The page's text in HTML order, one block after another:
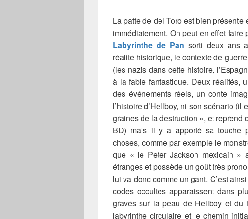
La patte de del Toro est bien
immédiatement. On peut en effet
Labyrinthe de Pan sorti deux ans
réalité historique, le contexte de
(les nazis dans cette histoire,
à la fable fantastique. Deux réalités,
des événements réels, un conte
l’histoire d’Hellboy, ni son scénario (il
graines de la destruction », et reprend
BD) mais il y a apporté sa touche
choses, comme par exemple le
que « le Peter Jackson mexicain »
étranges et possède un goût très
lui va donc comme un gant. C’est
codes occultes apparaissent dans
gravés sur la peau de Hellboy et du
labyrinthe circulaire et le chemin